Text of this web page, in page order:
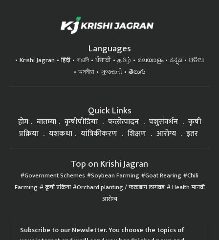
Languages
Krishi Jagran हिंदी বাঙালি ਪੰਜਾਬੀ தமிழ் മലയാളം ಕನ್ನಡ
ଓଡିଆ
অসমীয়া
ગુજરાતી తెలుగు
Quick Links
होम बातम्या कृषीपीडिया फलोत्पादन पशुसंवर्धन
कृषी
प्रक्रिया
यशकथा यांत्रिकीकरण शिक्षण आरोग्य इतर
Top on Krishi Jagran
Government Schemes Soybean Farming Goat Rearing Chili
Farming कृषी प्रक्रिया Orchard planting / फळबाग लागवड Health मानवी
आरोग्य
Subscribe to our Newsletter. You choose the topics of